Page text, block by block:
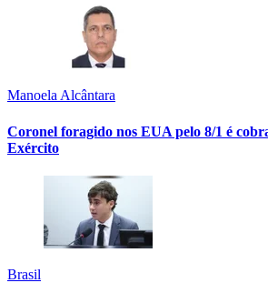
Manoela Alcântara
Coronel foragido nos EUA pelo 8/1 é
Exército
Brasil